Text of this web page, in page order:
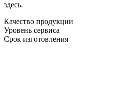
здесь.
Качество продукции
Уровень сервиса
Срок изготовления